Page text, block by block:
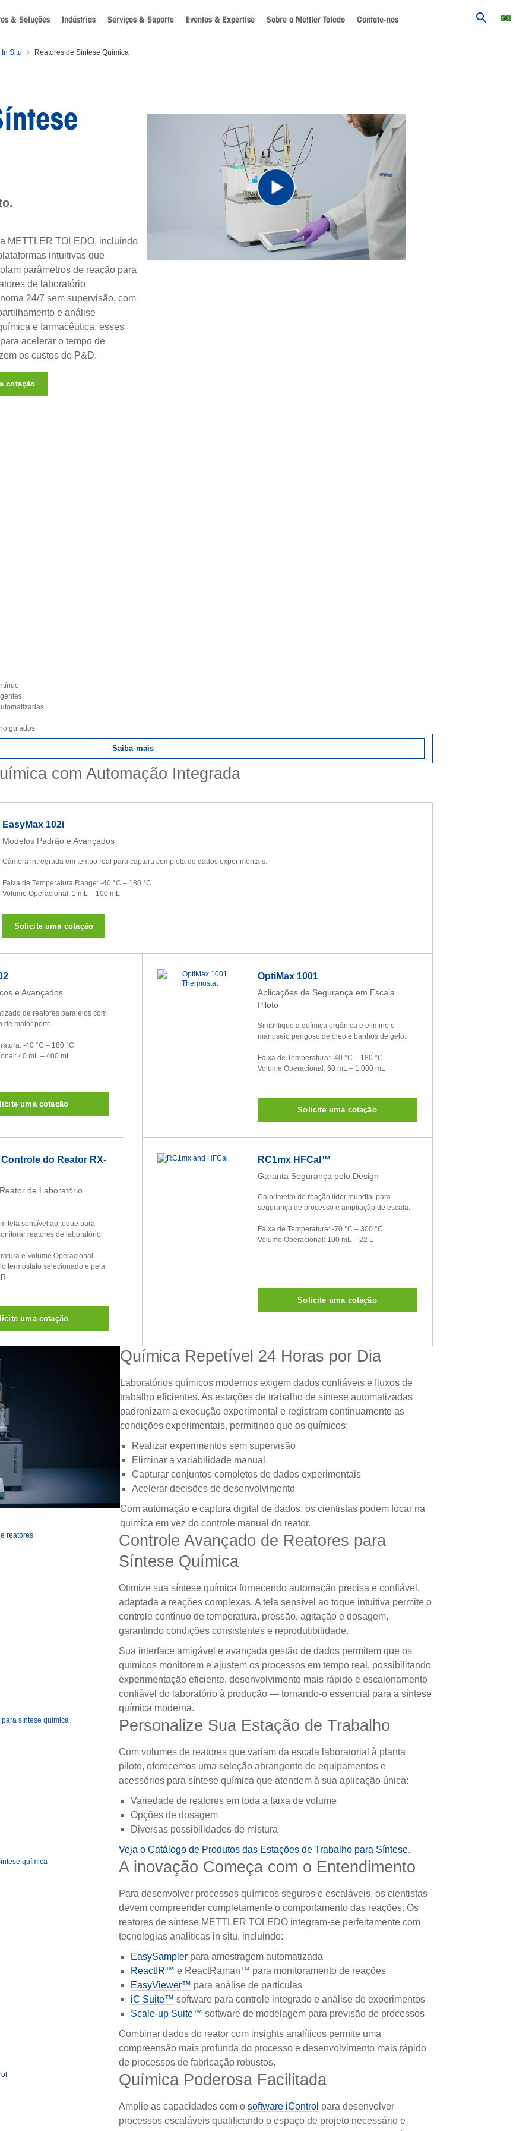
& Soluções Indústrias Serviços & Suporte Eventos & Expertise Sobre a Mettler Toledo Contate-nos
Situ Reatores de Síntese Química
METTLER TOLEDO, incluindo
intuitivas que
parâmetros de reação para
de laboratório
24/7 sem supervisão, com
e análise
e farmacêutica, esses
acelerar o tempo de
os custos de P&D.
cotação
Play
guiados
Saiba mais
com Automação Integrada
EasyMax 102i
Modelos Padrão e Avançados
Câmera intregrada em tempo real para captura completa de dados experimentais.
Faixa de Temperatura Range: -40 °C – 180 °C
Volume Operacional: 1 mL – 100 mL
Solicite uma cotação
e Avançados
de reatores paralelos com
de maior porte
-40 °C – 180 °C
40 mL – 400 mL
uma cotação
OptiMax 1001
Aplicações de Segurança em Escala
Piloto
Simplifique a química orgânica e elimine o
manuseio perigoso de óleo e banhos de gelo.
Faixa de Temperatura: -40 °C – 180 °C
Volume Operacional: 60 mL – 1,000 mL
Solicite uma cotação
do Reator RX-
de Laboratório
tela sensível ao toque para
reatores de laboratório.
e Volume Operacional
termostato selecionado e pela
uma cotação
RC1mx HFCal™
Garanta Segurança pelo Design
Calorímetro de reação líder mundial para
segurança de processo e ampliação de escala.
Faixa de Temperatura: -70 °C – 300 °C
Volume Operacional: 100 mL – 22 L
Solicite uma cotação
Química Repetível 24 Horas por Dia
Laboratórios químicos modernos exigem dados confiáveis e fluxos de
trabalho eficientes. As estações de trabalho de síntese automatizadas
padronizam a execução experimental e registram continuamente as
condições experimentais, permitindo que os químicos:
Realizar experimentos sem supervisão
Eliminar a variabilidade manual
Capturar conjuntos completos de dados experimentais
Acelerar decisões de desenvolvimento
Com automação e captura digital de dados, os cientistas podem focar na
química em vez do controle manual do reator.
Controle Avançado de Reatores para
Síntese Química
Otimize sua síntese química fornecendo automação precisa e confiável,
adaptada a reações complexas. A tela sensível ao toque intuitiva permite o
controle contínuo de temperatura, pressão, agitação e dosagem,
garantindo condições consistentes e reprodutibilidade.
Sua interface amigável e avançada gestão de dados permitem que os
químicos monitorem e ajustem os processos em tempo real, possibilitando
experimentação eficiente, desenvolvimento mais rápido e escalonamento
confiável do laboratório à produção — tornando-o essencial para a síntese
química moderna.
Personalize Sua Estação de Trabalho
Com volumes de reatores que variam da escala laboratorial à planta
piloto, oferecemos uma seleção abrangente de equipamentos e
acessórios para síntese química que atendem à sua aplicação única:
Variedade de reatores em toda a faixa de volume
Opções de dosagem
Diversas possibilidades de mistura
Veja o Catálogo de Produtos das Estações de Trabalho para Síntese.
A inovação Começa com o Entendimento
Para desenvolver processos químicos seguros e escaláveis, os cientistas
devem compreender completamente o comportamento das reações. Os
reatores de síntese METTLER TOLEDO integram-se perfeitamente com
tecnologias analíticas in situ, incluindo:
EasySamplerpara amostragem automatizada
ReactIR™ e ReactRaman™ para monitoramento de reações
EasyViewer™ para análise de partículas
iC Suite™ software para controle integrado e análise de experimentos
Scale-up Suite™ software de modelagem para previsão de processos
Combinar dados do reator com insights analíticos permite uma
compreensão mais profunda do processo e desenvolvimento mais rápido
de processos de fabricação robustos.
Química Poderosa Facilitada
Amplie as capacidades com o software iControl para desenvolver
processos escaláveis qualificando o espaço de projeto necessário e